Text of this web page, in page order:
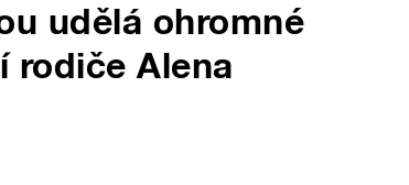
udělá ohromné
rodiče Alena